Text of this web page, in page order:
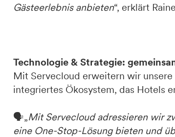
Gästeerlebnis anbieten“, erklärt
Technologie & Strategie:
Mit Servecloud erweitern wir
integriertes Ökosystem, das Hotels
🗣️„Mit Servecloud adressieren wir
eine One-Stop-Lösung bieten und